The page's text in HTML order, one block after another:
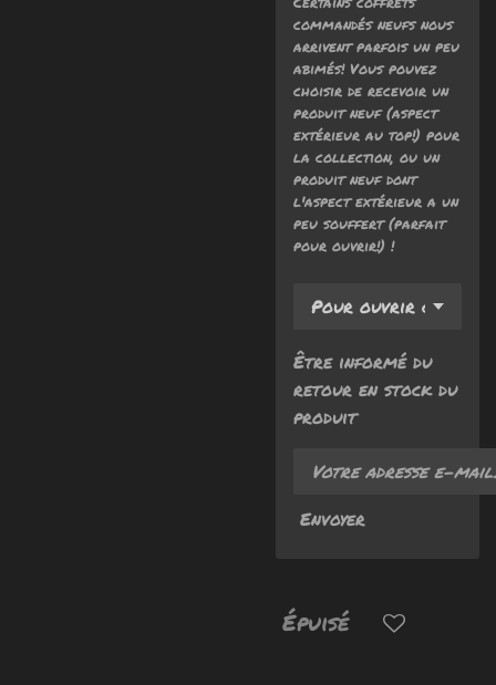
commandés neufs nous
arrivent parfois un peu
abimés! Vous pouvez
choisir de recevoir un
produit neuf (aspect
extérieur au top!) pour
la collection, ou un
produit neuf dont
l'aspect extérieur a un
peu souffert (parfait
pour ouvrir!) !
Être informé du
retour en stock du
produit
Envoyer
Épuisé